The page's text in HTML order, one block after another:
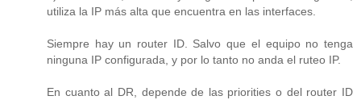
utiliza la IP más alta que encuentra en las interfaces.
Siempre hay un router ID. Salvo que el equipo no tenga
ninguna IP configurada, y por lo tanto no anda el ruteo IP.
En cuanto al DR, depende de las priorities o del router ID